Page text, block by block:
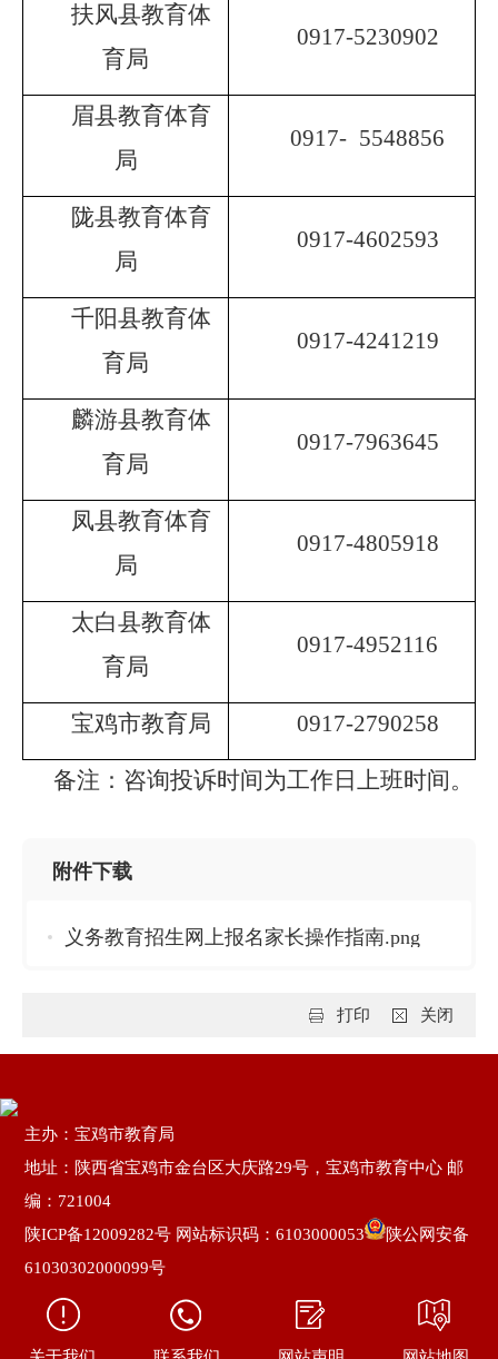
扶风县教育体
育局
0917-5230902
眉县教育体育
局
0917- 5548856
陇县教育体育
局
0917-4602593
千阳县教育体
育局
0917-4241219
麟游县教育体
育局
0917-7963645
凤县教育体育
局
0917-4805918
太白县教育体
育局
0917-4952116
宝鸡市教育局 0917-2790258
备注：咨询投诉时间为工作日上班时间。
附件下载
义务教育招生网上报名家长操作指南.png
关闭
打印
主办：宝鸡市教育局
地址：陕西省宝鸡市金台区大庆路29号，宝鸡市教育中心 邮
编：721004
陕ICP备12009282号 网站标识码：6103000053
陕公网安备
61030302000099号